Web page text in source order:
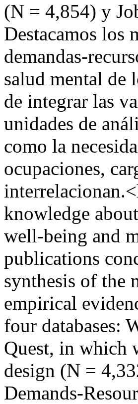
(N = 4,854) y
Destacamos los
demandas-
salud mental de
de integrar las
unidades de
como la
ocupaciones,
knowledge
well-being and
publications
synthesis of the
empirical
four databases:
Quest, in which
design (N =
Demands-